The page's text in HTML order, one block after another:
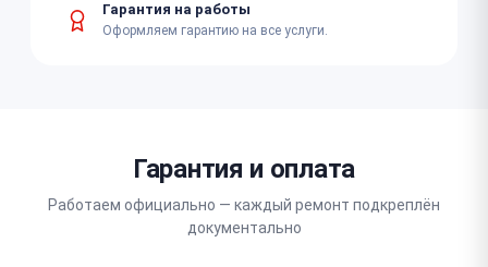
Гарантия на работы
Оформляем гарантию на все услуги.
Гарантия и оплата
Работаем официально — каждый ремонт подкреплён
документально